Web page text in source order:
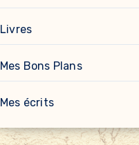
Livres
Mes Bons Plans
Mes écrits